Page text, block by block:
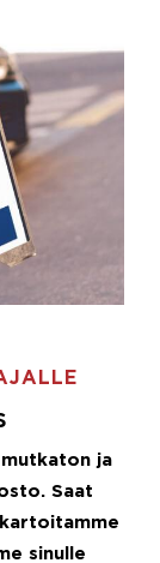
ja
Saat
sinulle